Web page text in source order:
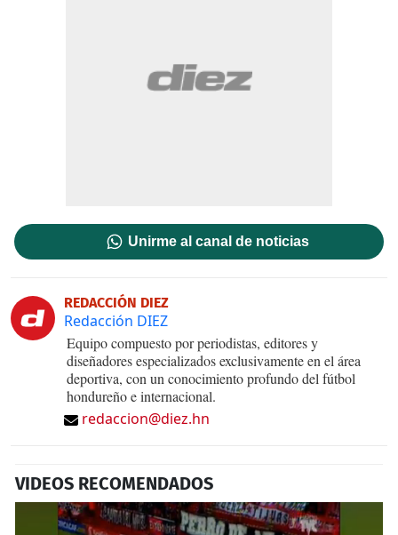
Unirme al canal de noticias
REDACCIÓN DIEZ
Redacción DIEZ
Equipo compuesto por periodistas, editores y
diseñadores especializados exclusivamente en el área
deportiva, con un conocimiento profundo del fútbol
hondureño e internacional.
redaccion@diez.hn
VIDEOS RECOMENDADOS